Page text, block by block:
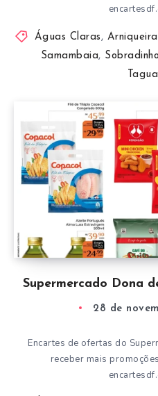
Águas Claras ,
Samambaia, Sobradinho
Supermercado Dona
28 de
Encartes de ofertas do
receber mais